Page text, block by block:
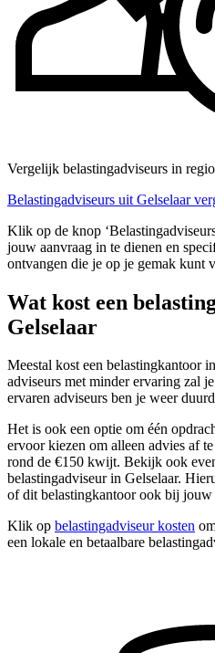
Vergelijk belastingadviseurs in
Belastingadviseurs uit Gelselaar
Klik op de knop
jouw aanvraag in te dienen en
ontvangen die je op je gemak kunt
Wat kost een
Gelselaar
Meestal kost een belastingkantoor
adviseurs met minder ervaring zal
ervaren adviseurs ben je weer
Het is ook een optie om één
ervoor kiezen om alleen advies af
rond de €150 kwijt. Bekijk ook
belastingadviseur in Gelselaar.
of dit belastingkantoor ook bij jouw
Klik op belastingadviseur kosten
een lokale en betaalbare